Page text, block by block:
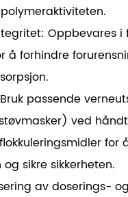
Oppbevares i
å forhindre
passende
ved
for
og sikre sikkerheten.
av doserings- og